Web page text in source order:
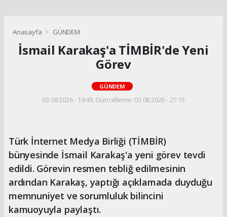
Anasayfa GÜNDEM
İsmail Karakaş'a TİMBİR'de Yeni
Görev
GÜNDEM
03.08.2026 - 19:48, Güncelleme: 03.08.2026 - 21:15
Türk İnternet Medya Birliği (TİMBİR)
bünyesinde İsmail Karakaş'a yeni görev tevdi
edildi. Görevin resmen tebliğ edilmesinin
ardından Karakaş, yaptığı açıklamada duyduğu
memnuniyet ve sorumluluk bilincini
kamuoyuyla paylaştı.